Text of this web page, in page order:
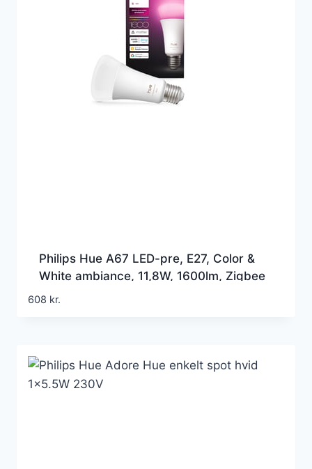
Philips Hue A67 LED-pre, E27, Color &
White ambiance, 11,8W, 1600lm, Zigbee
+ Bluetooth (1 stk/pak)
608 kr.